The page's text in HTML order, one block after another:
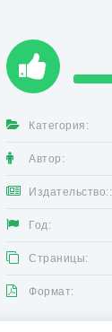
Категория:
Автор:
Издательство::
Год:
Страницы:
Формат: